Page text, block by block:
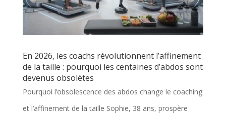
En 2026, les coachs révolutionnent l’affinement
de la taille : pourquoi les centaines d’abdos sont
devenus obsolètes
Pourquoi l’obsolescence des abdos change le coaching
et l’affinement de la taille Sophie, 38 ans, prospère